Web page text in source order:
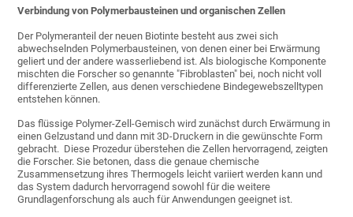
Verbindung von Polymerbausteinen und organischen Zellen
Der Polymeranteil der neuen Biotinte besteht aus zwei sich
abwechselnden Polymerbausteinen, von denen einer bei Erwärmung
geliert und der andere wasserliebend ist. Als biologische Komponente
mischten die Forscher so genannte "Fibroblasten" bei, noch nicht voll
differenzierte Zellen, aus denen verschiedene Bindegewebszelltypen
entstehen können.
Das flüssige Polymer-Zell-Gemisch wird zunächst durch Erwärmung in
einen Gelzustand und dann mit 3D-Druckern in die gewünschte Form
gebracht. Diese Prozedur überstehen die Zellen hervorragend, zeigten
die Forscher. Sie betonen, dass die genaue chemische
Zusammensetzung ihres Thermogels leicht variiert werden kann und
das System dadurch hervorragend sowohl für die weitere
Grundlagenforschung als auch für Anwendungen geeignet ist.